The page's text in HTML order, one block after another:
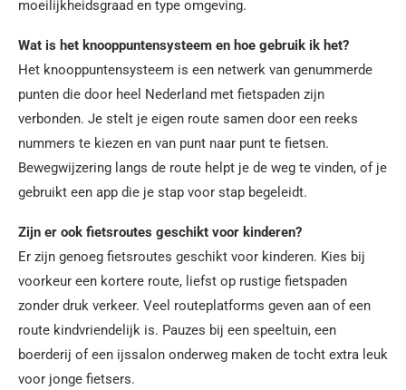
moeilijkheidsgraad en type omgeving.
Wat is het knooppuntensysteem en hoe gebruik ik het?
Het knooppuntensysteem is een netwerk van genummerde
punten die door heel Nederland met fietspaden zijn
verbonden. Je stelt je eigen route samen door een reeks
nummers te kiezen en van punt naar punt te fietsen.
Bewegwijzering langs de route helpt je de weg te vinden, of je
gebruikt een app die je stap voor stap begeleidt.
Zijn er ook fietsroutes geschikt voor kinderen?
Er zijn genoeg fietsroutes geschikt voor kinderen. Kies bij
voorkeur een kortere route, liefst op rustige fietspaden
zonder druk verkeer. Veel routeplatforms geven aan of een
route kindvriendelijk is. Pauzes bij een speeltuin, een
boerderij of een ijssalon onderweg maken de tocht extra leuk
voor jonge fietsers.